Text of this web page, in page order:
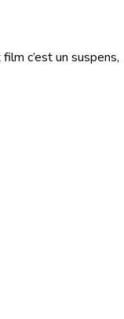
c’est un suspens,